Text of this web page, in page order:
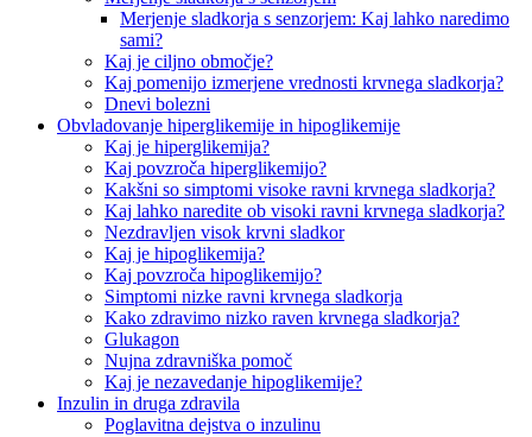
Merjenje sladkorja s senzorjem: Kaj lahko naredimo
sami?
Kaj je ciljno območje?
Kaj pomenijo izmerjene vrednosti krvnega sladkorja?
Dnevi bolezni
Obvladovanje hiperglikemije in hipoglikemije
Kaj je hiperglikemija?
Kaj povzroča hiperglikemijo?
Kakšni so simptomi visoke ravni krvnega sladkorja?
Kaj lahko naredite ob visoki ravni krvnega sladkorja?
Nezdravljen visok krvni sladkor
Kaj je hipoglikemija?
Kaj povzroča hipoglikemijo?
Simptomi nizke ravni krvnega sladkorja
Kako zdravimo nizko raven krvnega sladkorja?
Glukagon
Nujna zdravniška pomoč
Kaj je nezavedanje hipoglikemije?
Inzulin in druga zdravila
Poglavitna dejstva o inzulinu